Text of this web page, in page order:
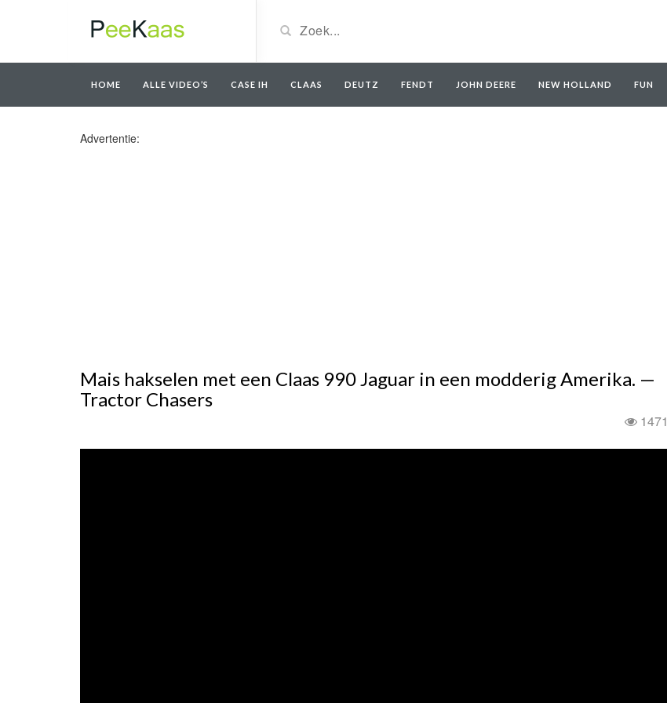
HOME ALLE VIDEO’S CASE IH CLAAS DEUTZ FENDT JOHN DEERE NEW HOLLAND FUN
Advertentie:
Mais hakselen met een Claas 990 Jaguar in een modderig Amerika. —
Tractor Chasers
1471